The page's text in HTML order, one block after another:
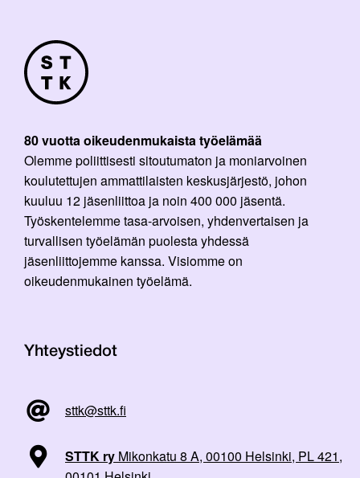
80 vuotta oikeudenmukaista työelämää
Olemme poliittisesti sitoutumaton ja moniarvoinen
koulutettujen ammattilaisten keskusjärjestö, johon
kuuluu 12 jäsenliittoa ja noin 400 000 jäsentä.
Työskentelemme tasa-arvoisen, yhdenvertaisen ja
turvallisen työelämän puolesta yhdessä
jäsenliittojemme kanssa. Visiomme on
oikeudenmukainen työelämä.
Yhteystiedot
sttk@sttk.fi
STTK ry Mikonkatu 8 A, 00100 Helsinki, PL 421,